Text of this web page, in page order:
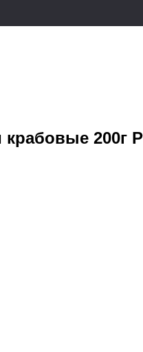
крабовые 200г